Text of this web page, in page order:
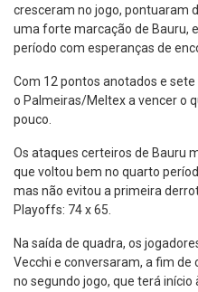
cresceram no jogo, pontuaram
uma forte marcação de Bauru,
período com esperanças de
Com 12 pontos anotados e
o Palmeiras/Meltex a vencer o
pouco.
Os ataques certeiros de Bauru
que voltou bem no quarto
mas não evitou a primeira
Playoffs: 74 x 65.
Na saída de quadra, os
Vecchi e conversaram, a fim de
no segundo jogo, que terá